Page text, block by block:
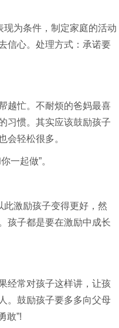
为条件，制定家庭的活动
信心。处理方式：承诺要
越忙。不耐烦的爸妈最喜
习惯。其实应该鼓励孩子
会轻松很多。
一起做”。
此激励孩子变得更好，然
孩子都是要在激励中成长
经常对孩子这样讲，让孩
。鼓励孩子要多多向父母
敢”!